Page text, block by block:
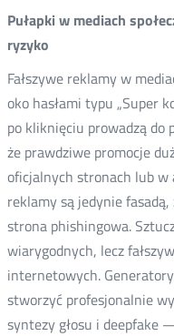
Pułapki w mediach
ryzyko
Fałszywe reklamy w
oko hasłami typu „Super
po kliknięciu prowadzą do
że prawdziwe promocje
oficjalnych stronach lub w
reklamy są jedynie
strona phishingowa.
wiarygodnych, lecz
internetowych.
stworzyć profesjonalnie
syntezy głosu i deepfake